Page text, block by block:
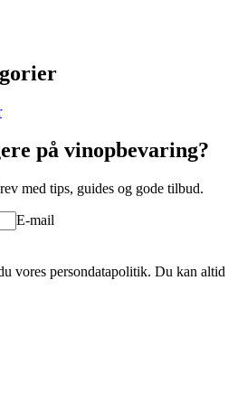
48
på vinopbevaring?
med tips, guides og gode tilbud.
E-mail
vores persondatapolitik. Du kan altid